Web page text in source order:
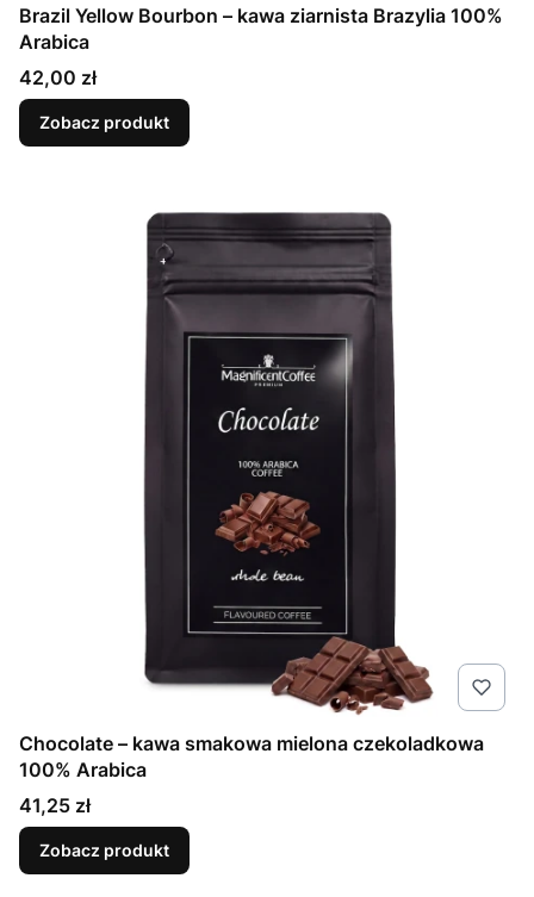
Brazil Yellow Bourbon – kawa ziarnista Brazylia 100%
Arabica
Cena
42,00 zł
Zobacz produkt
Chocolate – kawa smakowa mielona czekoladkowa
100% Arabica
Cena
41,25 zł
Zobacz produkt